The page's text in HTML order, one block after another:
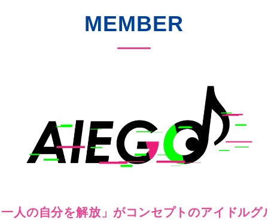
MEMBER
人の自分を解放」がコンセプトのアイドル